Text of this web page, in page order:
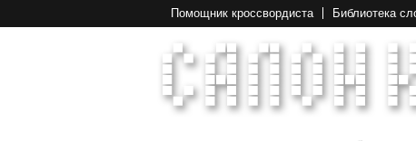
Помощник кроссвордиста Библиотека